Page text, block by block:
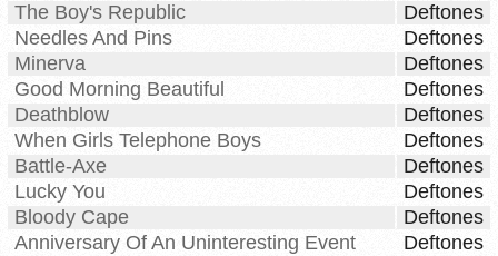
The Boy's Republic
Deftones
Needles And Pins
Deftones
Minerva
Deftones
Good Morning Beautiful
Deftones
Deathblow
Deftones
When Girls Telephone Boys
Deftones
Battle-Axe
Deftones
Lucky You
Deftones
Bloody Cape
Deftones
Anniversary Of An Uninteresting Event
Deftones